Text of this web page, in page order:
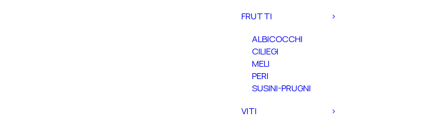
FRUTTI
ALBICOCCHI
CILIEGI
MELI
PERI
SUSINI-PRUGNI
VITI